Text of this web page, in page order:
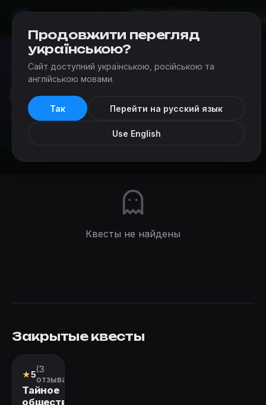
КвестыДобавить
Квесты›Компании›Квест-Дом
Квест-Дом
★★ (3 отзыва) 0 квестов
Квесты не найдены
Закрытые квесты
Квест
Закрыт
★5(3
отзыва)
Тайное
общество
Продовжити перегляд
українською?
Сайт доступний українською, російською та
англійською мовами.
Так Перейти на русский язык
Use English